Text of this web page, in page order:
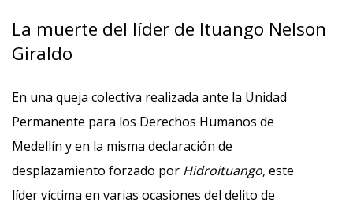
La muerte del líder de Ituango Nelson
Giraldo
En una queja colectiva realizada ante la Unidad
Permanente para los Derechos Humanos de
Medellín y en la misma declaración de
desplazamiento forzado por Hidroituango, este
líder víctima en varias ocasiones del delito de